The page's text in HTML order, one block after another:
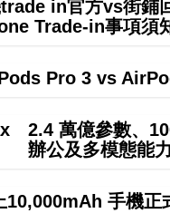
in官方vs街鋪
Trade-in事項須
Pro 3 vs
2.4 萬億參數、
辦公及多模態能力
手機正